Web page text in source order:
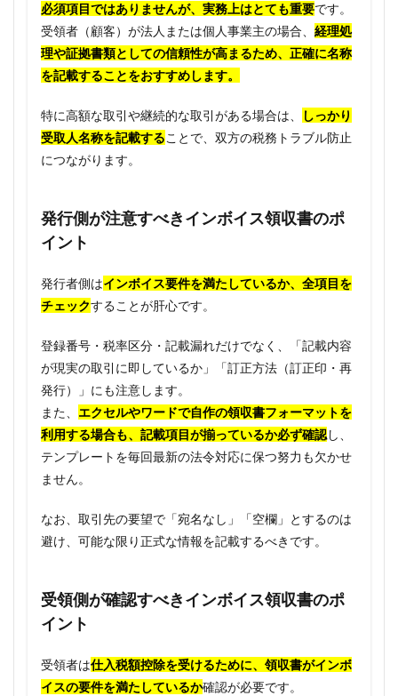
必須項目ではありませんが、実務上はとても重要です。
受領者（顧客）が法人または個人事業主の場合、 経理処
理や証拠書類としての信頼性が高まるため、正確に名称
を記載することをおすすめします。
特に高額な取引や継続的な取引がある場合は、
しっかり
受取人名称を記載することで、双方の税務トラブル防止
につながります。
発行側が注意すべきインボイス領収書のポ
イント
発行者側はインボイス要件を満たしているか、全項目を
チェックすることが肝心です。
登録番号・税率区分・記載漏れだけでなく、「記載内容
が現実の取引に即しているか」「訂正方法（訂正印・再
発行）」にも注意します。
また、 エクセルやワードで自作の領収書フォーマットを
利用する場合も、記載項目が揃っているか必ず確認し、
テンプレートを毎回最新の法令対応に保つ努力も欠かせ
ません。
なお、取引先の要望で「宛名なし」「空欄」とするのは
避け、可能な限り正式な情報を記載するべきです。
受領側が確認すべきインボイス領収書のポ
イント
受領者は仕入税額控除を受けるために、領収書がインボ
イスの要件を満たしているか確認が必要です。